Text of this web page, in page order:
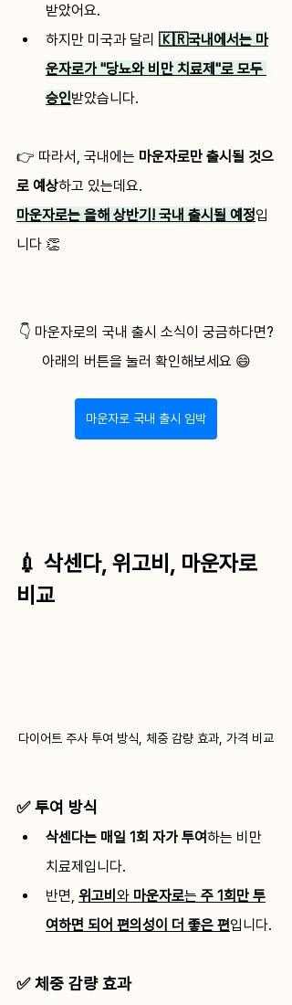
받았어요.
하지만 미국과 달리 🇰🇷국내에서는 마
운자로가 "당뇨와 비만 치료제"로 모두
승인받았습니다.
👉 따라서, 국내에는 마운자로만 출시될 것으
로 예상하고 있는데요.
마운자로는 올해 상반기! 국내 출시될 예정입
니다 👏
👇 마운자로의 국내 출시 소식이 궁금하다면?
아래의 버튼을 눌러 확인해보세요 😄
마운자로 국내 출시 임박
💉 삭센다, 위고비, 마운자로
비교
다이어트 주사 투여 방식, 체중 감량 효과, 가격 비교
✅ 투여 방식
삭센다는 매일 1회 자가 투여하는 비만
치료제입니다.
반면, 위고비 와 마운자로는 주 1회만 투
여하면 되어 편의성이 더 좋은 편입니다.
✅ 체중 감량 효과